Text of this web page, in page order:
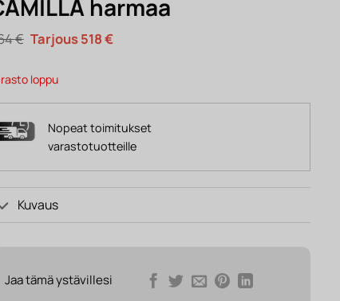
harmaa
€ Alkuperäinen
hinta
664 €.
518€Nykyinen
loppu
Nopeat toimitukset
varastotuotteille
Kuvaus
Jaa tämä ystävillesi